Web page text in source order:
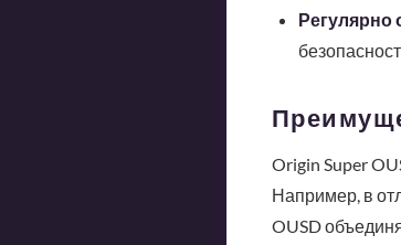
Регулярно
Origin Super
Например, в
OUSD